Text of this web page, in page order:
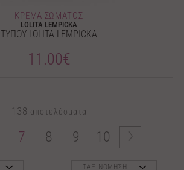
-ΚΡΕΜΑ ΣΩΜΑΤΟΣ-
LOLITA LEMPICKA
ΤΥΠΟΥ LOLITA LEMPICKA
11.00€
138 αποτελέσματα
7 8 9 10
ΤΑΞΙΝΟΜΗΣΗ